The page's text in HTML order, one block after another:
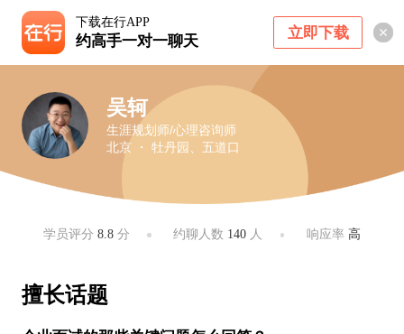
下载在行APP
约高手一对一聊天 立即下载
吴轲
生涯规划师/心理咨询师
北京 ・ 牡丹园、五道口
学员评分8.8 分 约聊人数 140 人 响应率 高
擅长话题